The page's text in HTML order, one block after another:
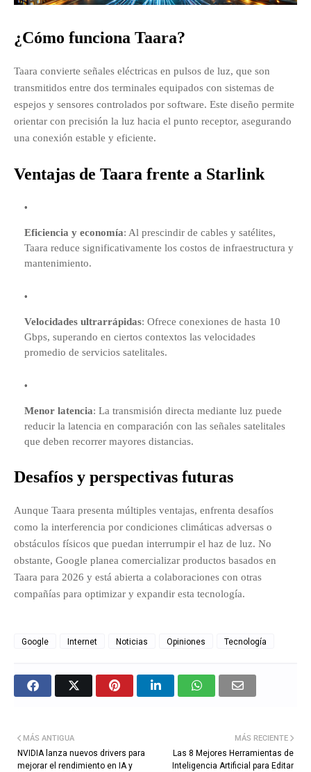
¿Cómo funciona Taara?
Taara convierte señales eléctricas en pulsos de luz, que son
transmitidos entre dos terminales equipados con sistemas de
espejos y sensores controlados por software. Este diseño permite
orientar con precisión la luz hacia el punto receptor, asegurando
una conexión estable y eficiente.
Ventajas de Taara frente a Starlink
Eficiencia y economía: Al prescindir de cables y satélites,
Taara reduce significativamente los costos de infraestructura y
mantenimiento.
Velocidades ultrarrápidas: Ofrece conexiones de hasta 10
Gbps, superando en ciertos contextos las velocidades
promedio de servicios satelitales.
Menor latencia: La transmisión directa mediante luz puede
reducir la latencia en comparación con las señales satelitales
que deben recorrer mayores distancias.
Desafíos y perspectivas futuras
Aunque Taara presenta múltiples ventajas, enfrenta desafíos
como la interferencia por condiciones climáticas adversas o
obstáculos físicos que puedan interrumpir el haz de luz. No
obstante, Google planea comercializar productos basados en
Taara para 2026 y está abierta a colaboraciones con otras
compañías para optimizar y expandir esta tecnología.
Google Internet Noticias Opiniones Tecnología
MÁS RECIENTE
Las 8 Mejores Herramientas de
Inteligencia Artificial para Editar
MÁS ANTIGUA
NVIDIA lanza nuevos drivers para
mejorar el rendimiento en IA y